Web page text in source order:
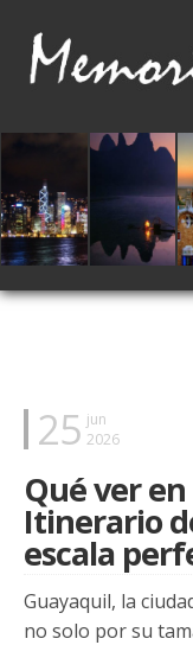
25 jun
2026
Qué ver
Itinerario
escala
Guayaquil, la
no solo por su